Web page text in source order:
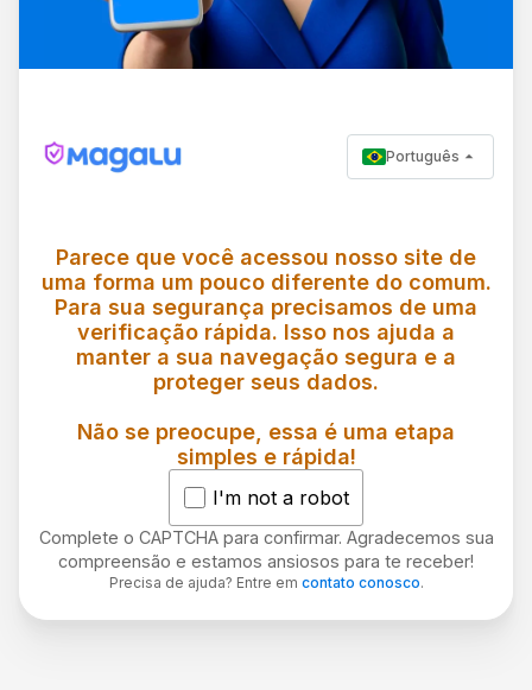
Português
Parece que você acessou nosso site de
uma forma um pouco diferente do comum.
Para sua segurança precisamos de uma
verificação rápida. Isso nos ajuda a
manter a sua navegação segura e a
proteger seus dados.
Não se preocupe, essa é uma etapa
simples e rápida!
I'm not a robot
Complete o CAPTCHA para confirmar. Agradecemos sua
compreensão e estamos ansiosos para te receber!
Precisa de ajuda? Entre em contato conosco.